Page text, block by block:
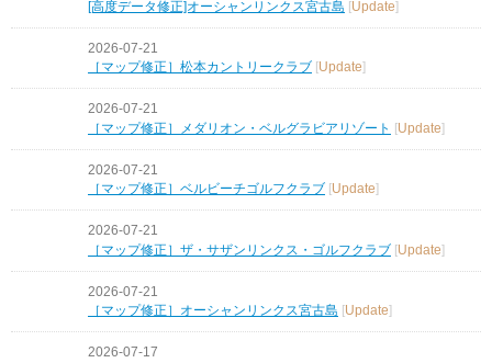
[高度データ修正]オーシャンリンクス宮古島 [Update]
2026-07-21
［マップ修正］松本カントリークラブ
Update
2026-07-21
［マップ修正］メダリオン・ベルグラビアリゾート
[Update]
2026-07-21
［マップ修正］ベルビーチゴルフクラブ
Update
2026-07-21
［マップ修正］ザ・サザンリンクス・ゴルフクラブ [Update]
2026-07-21
［マップ修正］オーシャンリンクス宮古島 [Update]
2026-07-17